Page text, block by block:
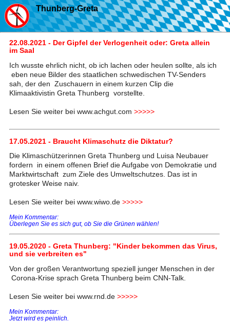
Thunberg-Greta
22.08.2021 - Der Gipfel der Verlogenheit oder: Greta allein
im Saal
Ich wusste ehrlich nicht, ob ich lachen oder heulen sollte, als ich
eben neue Bilder des staatlichen schwedischen TV-Senders
sah, der den Zuschauern in einem kurzen Clip die
Klimaaktivistin Greta Thunberg vorstellte.
Lesen Sie weiter bei www.achgut.com >>>>>
17.05.2021 - Braucht Klimaschutz die Diktatur?
Die Klimaschützerinnen Greta Thunberg und Luisa Neubauer
fordern in einem offenen Brief die Aufgabe von Demokratie und
Marktwirtschaft zum Ziele des Umweltschutzes. Das ist in
grotesker Weise naiv.
Lesen Sie weiter bei www.wiwo.de >>>>>
Mein Kommentar:
Überlegen Sie es sich gut, ob Sie die Grünen wählen!
19.05.2020 - Greta Thunberg: "Kinder bekommen das Virus,
und sie verbreiten es"
Von der großen Verantwortung speziell junger Menschen in der
Corona-Krise sprach Greta Thunberg beim CNN-Talk.
Lesen Sie weiter bei www.rnd.de >>>>>
Mein Kommentar:
Jetzt wird es peinlich.